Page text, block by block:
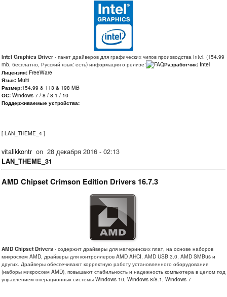
Intel Graphics Driver - пакет драйверов для графических чипов производства Intel. (154.99
mb, бесплатно, Русский язык: есть) информация о релизе:
Разработчик: Intel
Лицензия: FreeWare
Язык: Multi
Размер:154.99 & 113 & 198 MB
ОС: Windows 7 / 8 / 8.1 / 10
Поддерживаемые устройства:
[ LAN_THEME_4 ]
vitalikkontron 28 декабря 2016 - 02:13
LAN_THEME_31
AMD Chipset Crimson Edition Drivers 16.7.3
AMD Chipset Drivers - содержит драйверы для материнских плат, на основе наборов
микросхем AMD, драйверы для контроллеров AMD AHCI, AMD USB 3.0, AMD SMBus и
других. Драйверы обеспечивают корректную работу установленного оборудования
(наборы микросхем AMD), повышают стабильность и надежность компьютера в целом под
управлением операционных системы Windows 10, Windows 8/8.1, Windows 7